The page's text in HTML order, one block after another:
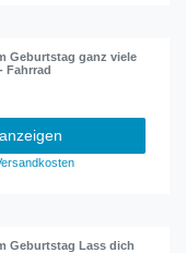
Geburtstag ganz viele
Fahrrad
Geburtstag Lass dich